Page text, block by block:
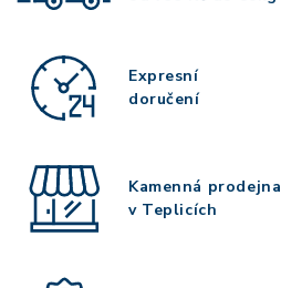
Expresní
doručení
Kamenná prodejna
v Teplicích